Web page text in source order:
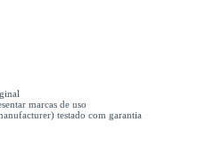
marcas de uso
testado com garantia